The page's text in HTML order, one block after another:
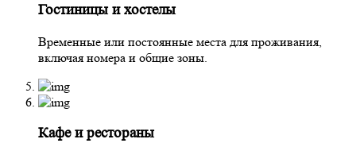
Гостиницы и хостелы
Временные или постоянные места для проживания,
включая номера и общие зоны.
Кафе и рестораны